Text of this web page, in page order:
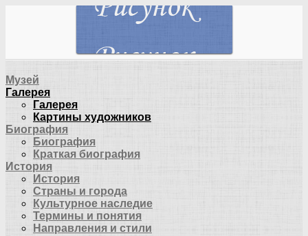
Музей
Галерея
Галерея
Картины художников
Биография
Биография
Краткая биография
История
История
Страны и города
Культурное наследие
Термины и понятия
Направления и стили